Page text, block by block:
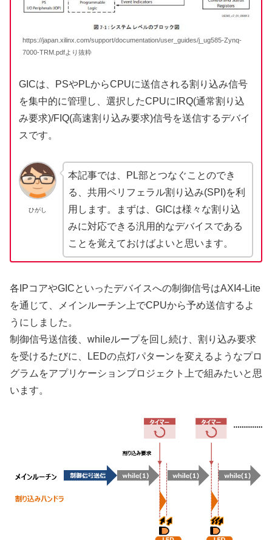
https://japan.xilinx.com/support/documentation/user_guides/j_ug585-Zynq-
7000-TRM.pdfより抜粋
GICは、PSやPLからCPUに送信される割り込み信号
を集中的に管理し、選択したCPUにIRQ(通常割り込
み要求)/FIQ(高速割り込み要求)信号を送信するデバイ
スです。
ひがし
本記事では、PL部とつなぐことのでき
る、共用ペリフェラル割り込み(SPI)を利
用します。まずは、GICは様々な割り込
みに対応できる汎用的なデバイスである
ことを覚えておけばよいと思います。
各IPコアやGICといったデバイスへの制御信号はAXI4-Lite
を通じて、メインルーチン上でCPUから予め送信するよ
うにしました。
制御信号送信後、whileループを回し続け、割り込み要求
を受けるたびに、LEDの点灯パターンを変えるようなプロ
グラムをアプリケーションプロジェクト上で組みたいと思
います。